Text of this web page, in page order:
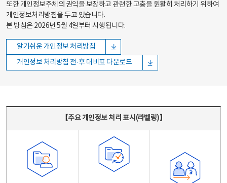
또한 개인정보주체의 권익을 보장하고 관련한 고충을 원활히 처리하기 위하여
개인정보처리방침을 두고 있습니다.
본 방침은 2026년 5월 4일부터 시행됩니다.
알기쉬운 개인정보 처리방침
개인정보 처리방침 전·후 대비표 다운로드
【주요 개인정보 처리 표시(라벨링)】